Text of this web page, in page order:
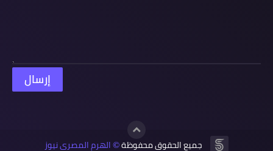
جميع الحقوق محفوظة© الهرم المصرى نيوز